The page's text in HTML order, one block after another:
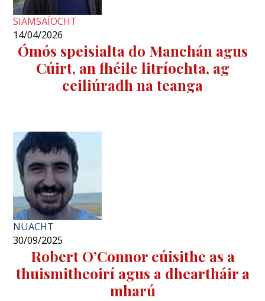
SIAMSAÍOCHT
14/04/2026
​Ómós speisialta do Manchán agus
Cúirt, an fhéile litríochta, ag
ceiliúradh na teanga
NUACHT
30/09/2025
Robert O’Connor cúisithe as a
thuismitheoirí agus a dheartháir a
mharú